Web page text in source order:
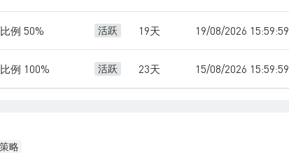
例 50% 活跃 19天 19/08/2026 15:59:59
例 100% 活跃 23天 15/08/2026 15:59:59
略